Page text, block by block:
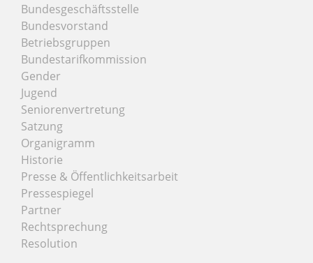
Bundesgeschäftsstelle
Bundesvorstand
Betriebsgruppen
Bundestarifkommission
Gender
Jugend
Seniorenvertretung
Satzung
Organigramm
Historie
Presse & Öffentlichkeitsarbeit
Pressespiegel
Partner
Rechtsprechung
Resolution